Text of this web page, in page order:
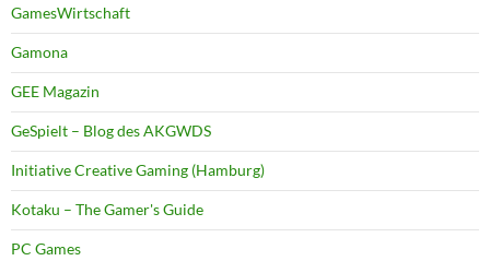
GamesWirtschaft
Gamona
GEE Magazin
GeSpielt – Blog des AKGWDS
Initiative Creative Gaming (Hamburg)
Kotaku – The Gamer's Guide
PC Games